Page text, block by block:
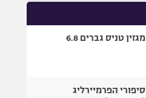
מגזין טניס גברים 6.8
סיפורי הפרמיירליג